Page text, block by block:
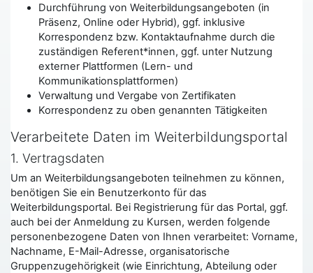
Durchführung von Weiterbildungsangeboten (in
Präsenz, Online oder Hybrid), ggf. inklusive
Korrespondenz bzw. Kontaktaufnahme durch die
zuständigen Referent*innen, ggf. unter Nutzung
externer Plattformen (Lern- und
Kommunikationsplattformen)
Verwaltung und Vergabe von Zertifikaten
Korrespondenz zu oben genannten Tätigkeiten
Verarbeitete Daten im Weiterbildungsportal
1. Vertragsdaten
Um an Weiterbildungsangeboten teilnehmen zu können,
benötigen Sie ein Benutzerkonto für das
Weiterbildungsportal. Bei Registrierung für das Portal, ggf.
auch bei der Anmeldung zu Kursen, werden folgende
personenbezogene Daten von Ihnen verarbeitet: Vorname,
Nachname, E-Mail-Adresse, organisatorische
Gruppenzugehörigkeit (wie Einrichtung, Abteilung oder